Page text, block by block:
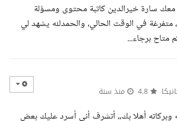
معك سارة خيرالدين كاتبة محتوى ومسؤلة
في الوقت الحالي، والحمدلله يشهد لي
متاح برجاء...
منذ سنة
وبركاته أهلا بك،، أتشرف أني أسرد عليك بعض